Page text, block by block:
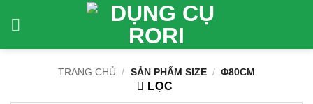
TRANG CHỦ / SẢN PHẨM SIZE / Φ80CM
LỌC